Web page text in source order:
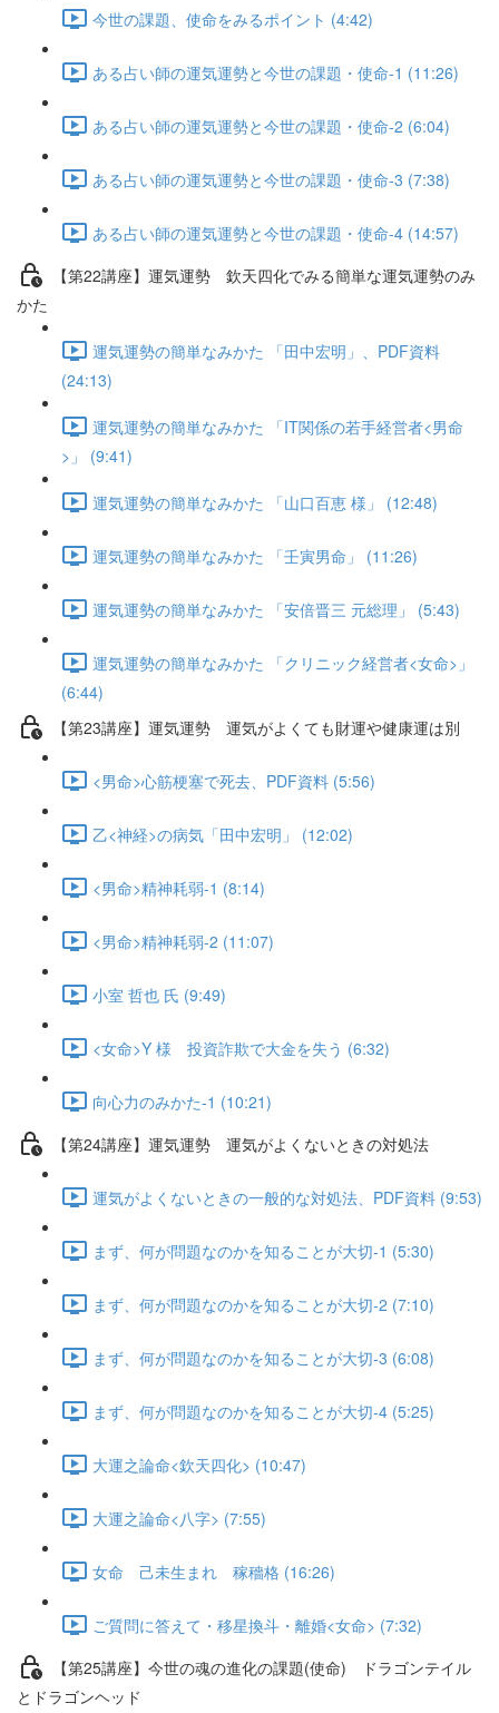
今世の課題、使命をみるポイント (4:42)
ある占い師の運気運勢と今世の課題・使命-1 (11:26)
ある占い師の運気運勢と今世の課題・使命-2 (6:04)
ある占い師の運気運勢と今世の課題・使命-3 (7:38)
ある占い師の運気運勢と今世の課題・使命-4 (14:57)
【第22講座】運気運勢 欽天四化でみる簡単な運気運勢のみ
かた
運気運勢の簡単なみかた 「田中宏明」、PDF資料
(24:13)
運気運勢の簡単なみかた 「IT関係の若手経営者<男命
>」 (9:41)
運気運勢の簡単なみかた 「山口百恵 様」 (12:48)
運気運勢の簡単なみかた 「壬寅男命」 (11:26)
運気運勢の簡単なみかた 「安倍晋三 元総理」 (5:43)
運気運勢の簡単なみかた 「クリニック経営者<女命>」
(6:44)
【第23講座】運気運勢 運気がよくても財運や健康運は別
<男命>心筋梗塞で死去、PDF資料 (5:56)
乙<神経>の病気「田中宏明」 (12:02)
<男命>精神耗弱-1 (8:14)
<男命>精神耗弱-2 (11:07)
小室 哲也 氏 (9:49)
<女命>Y 様 投資詐欺で大金を失う (6:32)
向心力のみかた-1 (10:21)
【第24講座】運気運勢 運気がよくないときの対処法
運気がよくないときの一般的な対処法、PDF資料 (9:53)
まず、何が問題なのかを知ることが大切-1 (5:30)
まず、何が問題なのかを知ることが大切-2 (7:10)
まず、何が問題なのかを知ることが大切-3 (6:08)
まず、何が問題なのかを知ることが大切-4 (5:25)
大運之論命<欽天四化> (10:47)
大運之論命<八字> (7:55)
女命 己未生まれ 稼穡格 (16:26)
ご質問に答えて・移星換斗・離婚<女命> (7:32)
【第25講座】今世の魂の進化の課題(使命) ドラゴンテイル
とドラゴンヘッド